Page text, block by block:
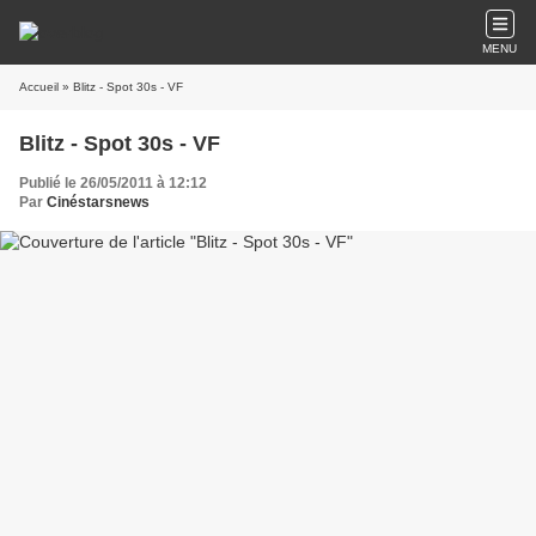
MENU
Accueil » Blitz - Spot 30s - VF
Blitz - Spot 30s - VF
Publié le 26/05/2011 à 12:12
Par Cinéstarsnews